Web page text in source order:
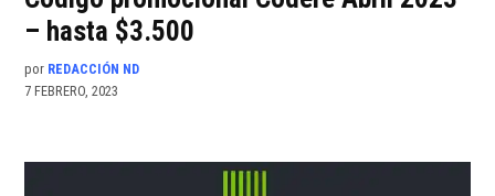
– hasta $3.500
por REDACCIÓN ND
7 FEBRERO, 2023